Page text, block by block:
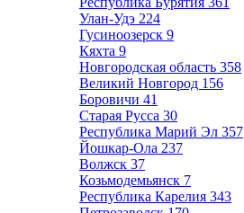
Улан-Удэ 224
Гусиноозерск 9
Кяхта 9
Новгородская область 358
Великий Новгород 156
Боровичи 41
Старая Русса 30
Республика Марий Эл 357
Йошкар-Ола 237
Волжск 37
Козьмодемьянск 7
Республика Карелия 343